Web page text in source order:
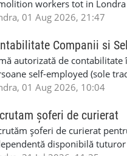
workers tot in
01 Aug 2026, 21:47
Companii si
autorizată de contabilitate
self-employed (sole
(landlords) Serviciile
PAYE / VAT / CIS ✔
fiscală ✔ Declarații
Tax ✔ Company
01 Aug 2026, 10:04
șoferi de curierat
șoferi de curierat
disponibilă